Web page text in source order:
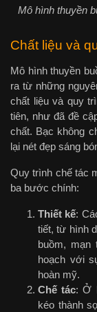
Mô hình thuyền
Chất liệu và
Mô hình thuyền
ra từ những
chất liệu và quy
tiên, như đã đề
chất. Bạc không
lại nét đẹp sáng
Quy trình chế tác
ba bước chính:
Thiết kế:
tiết, từ hình
buồm,
hoạch với
hoàn mỹ.
Chế tác: Ở
kéo thành